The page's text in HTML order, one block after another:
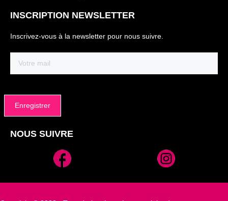
INSCRIPTION NEWSLETTER
Inscrivez-vous à la newsletter pour nous suivre.
Alternative:
NOUS SUIVRE